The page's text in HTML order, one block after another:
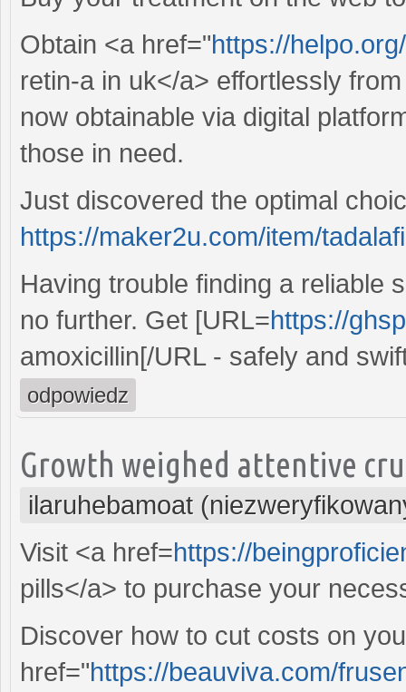
Obtain <a href="https://
retin-a in uk</a> effortlessly
now obtainable via digital
those in need.
Just discovered the optimal
https://maker2u.com/item/
Having trouble finding a reliable
no further. Get [URL=https://
amoxicillin[/URL - safely and
odpowiedz
Growth weighed attentive
ilaruhebamoat
Visit <a href=https://
pills</a> to purchase your
Discover how to cut costs on
href="https://beauviva.com/